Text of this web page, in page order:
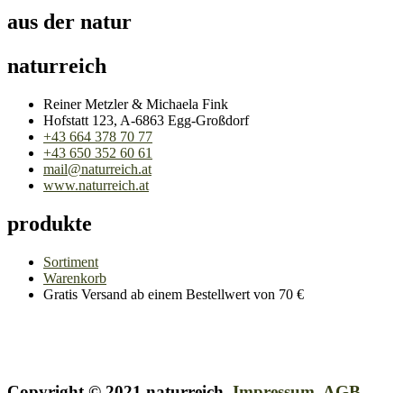
aus der natur
naturreich
Reiner Metzler & Michaela Fink
Hofstatt 123, A-6863 Egg-Großdorf
+43 664 378 70 77
+43 650 352 60 61
mail@naturreich.at
www.naturreich.at
produkte
Sortiment
Warenkorb
Gratis Versand ab einem Bestellwert von 70 €